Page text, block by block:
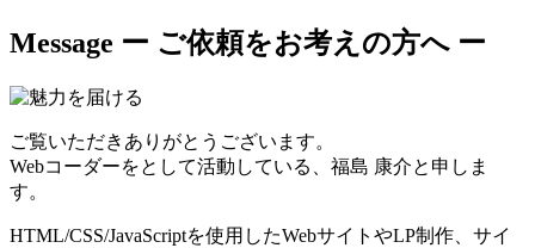
Message ー ご依頼をお考えの方へ ー
ご覧いただきありがとうございます。
Webコーダーをとして活動している、福島 康介と申しま
す。
HTML/CSS/JavaScriptを使用したWebサイトやLP制作、サイ